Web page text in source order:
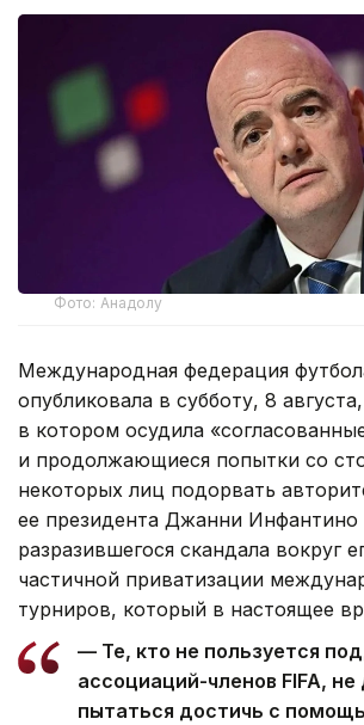
Фото: Анадолу
Международная федерация
опубликовала в субботу, 8
в котором осудила
и продолжающиеся попытки со
некоторых лиц подорвать
ее президента Джанни Инфантино
разразившегося скандала вокруг
частичной приватизации
турниров, который в настоящее
— Те, кто не пользуется
ассоциаций-членов FIFA,
пытаться достичь с